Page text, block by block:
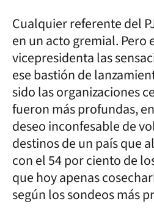
Cualquier referente del
en un acto gremial. Pero
vicepresidenta las
ese bastión de
sido las organizaciones
fueron más profundas,
deseo inconfesable de
destinos de un país que
con el 54 por ciento de
que hoy apenas
según los sondeos más